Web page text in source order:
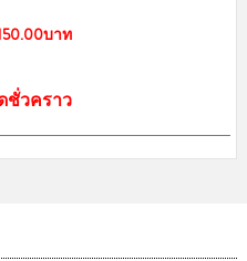
บาท
ชั่วคราว